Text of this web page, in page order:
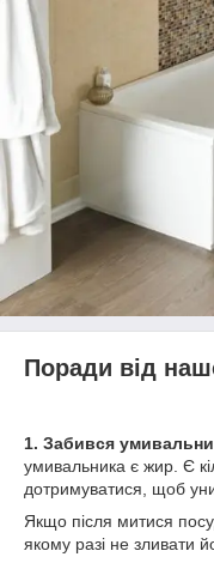
Поради від
1. Забився
умивальника є жир. Є
дотримуватися, щоб
Якщо після митися
якому разі не зливати